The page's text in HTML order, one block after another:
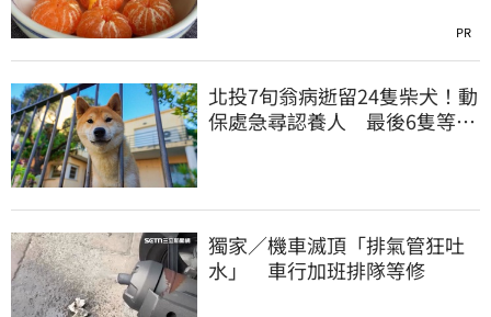
PR
北投7旬翁病逝留24隻柴犬！動
保處急尋認養人 最後6隻等新
獨家／機車滅頂「排氣管狂吐
水」 車行加班排隊等修